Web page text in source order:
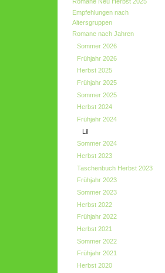
Empfehlungen nach
Altersgruppen
Romane nach Jahren
Sommer 2026
Frühjahr 2026
Herbst 2025
Frühjahr 2025
Sommer 2025
Herbst 2024
Frühjahr 2024
Lil
Sommer 2024
Herbst 2023
Taschenbuch Herbst 2023
Frühjahr 2023
Sommer 2023
Herbst 2022
Frühjahr 2022
Herbst 2021
Sommer 2022
Frühjahr 2021
Herbst 2020